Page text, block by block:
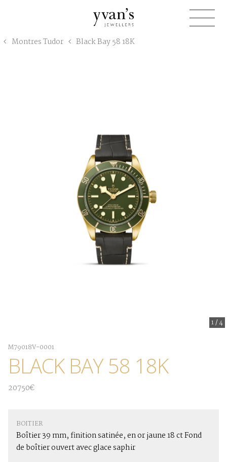
Jewellers
Montres Tudor Black Bay 58 18K
1/4
M79018V-0001
BLACK BAY 58 18K
20750€
BOITIER
Boîtier 39 mm, finition satinée, en or jaune 18 ct Fond
de boîtier ouvert avec glace saphir